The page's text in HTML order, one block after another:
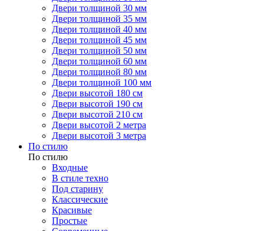
Двери толщиной 30 мм
Двери толщиной 35 мм
Двери толщиной 40 мм
Двери толщиной 45 мм
Двери толщиной 50 мм
Двери толщиной 60 мм
Двери толщиной 80 мм
Двери толщиной 100 мм
Двери высотой 180 см
Двери высотой 190 см
Двери высотой 210 см
Двери высотой 2 метра
Двери высотой 3 метра
По стилю
По стилю
Входные
В стиле техно
Под старину
Классические
Красивые
Простые